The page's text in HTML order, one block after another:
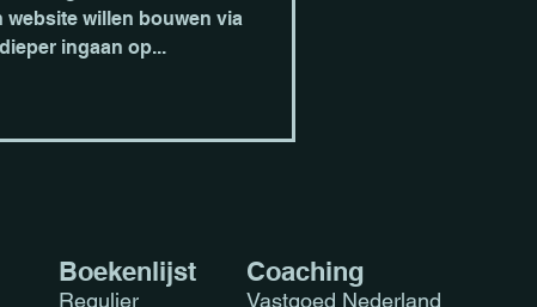
willen bouwen via
ingaan op...
Boekenlijst
Regulier
Coaching
Vastgoed Nederland